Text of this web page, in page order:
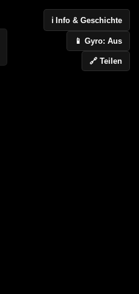
ℹ️ Info & Geschichte
📱 Gyro: Aus
🔗 Teilen